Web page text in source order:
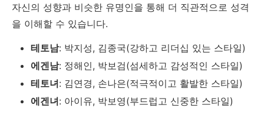
자신의 성향과 비슷한 유명인을 통해 더 직관적으로 성격
을 이해할 수 있습니다.
테토남: 박지성, 김종국(강하고 리더십 있는 스타일)
에겐남: 정해인, 박보검(섬세하고 감성적인 스타일)
테토녀: 김연경, 손나은(적극적이고 활발한 스타일)
에겐녀: 아이유, 박보영(부드럽고 신중한 스타일)